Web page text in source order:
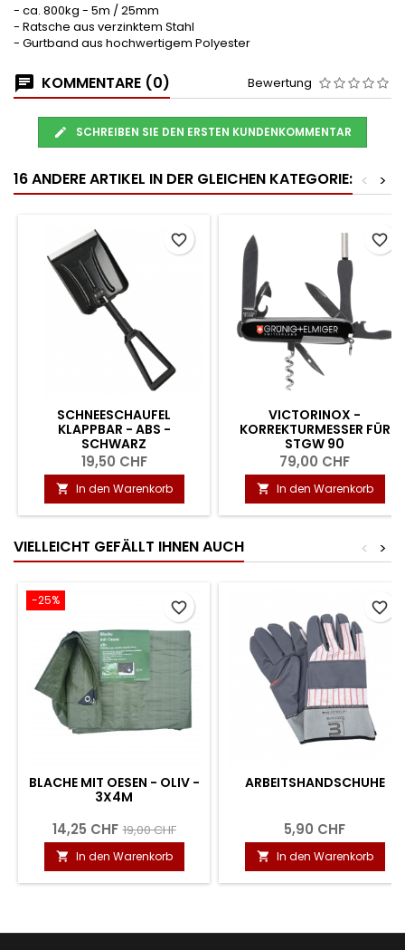
- ca. 800kg - 5m / 25mm
- Ratsche aus verzinktem Stahl
- Gurtband aus hochwertigem Polyester
KOMMENTARE (0) Bewertung
SCHREIBEN SIE DEN ERSTEN KUNDENKOMMENTAR
16 ANDERE ARTIKEL IN DER GLEICHEN KATEGORIE: >
<
SCHNEESCHAUFEL
KLAPPBAR - ABS -
SCHWARZ
19,50 CHF
 In den Warenkorb
favorite_border
VICTORINOX -
KORREKTURMESSER FÜR
STGW 90
79,00 CHF
 In den Warenkorb
favorite_border
VIELLEICHT GEFÄLLT IHNEN AUCH >
<
-25%
BLACHE MIT OESEN - OLIV -
3X4M
14,25 CHF 19,00 CHF
 In den Warenkorb
favorite_border
ARBEITSHANDSCHUHE
5,90 CHF
 In den Warenkorb
favorite_border